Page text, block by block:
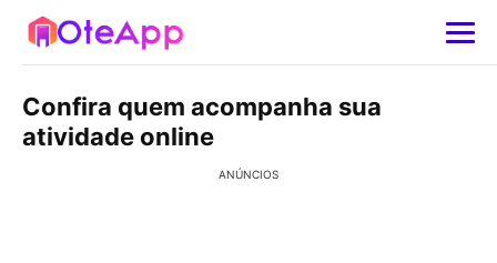
Confira quem acompanha sua
atividade online
ANÚNCIOS